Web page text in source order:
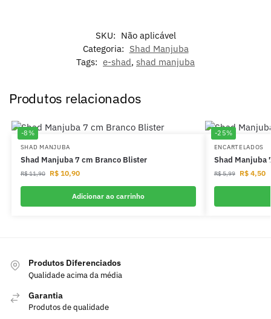
SKU: Não aplicável
Categoria: Shad Manjuba
Tags: e-shad, shad manjuba
Produtos relacionados
-8%
SHAD MANJUBA
Shad Manjuba 7 cm Branco Blister
R$11,90 R$10,90
Adicionar ao carrinho
-25%
ENCARTELADOS
Shad Manjuba
R$5,99 R$4,50
Produtos Diferenciados
Qualidade acima da média
Garantia
Produtos de qualidade